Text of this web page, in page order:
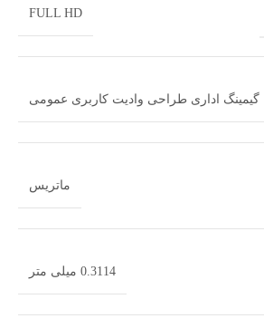
FULL HD
گیمینگ اداری طراحی وادیت کاربری عمومی
ماتریس
0.3114 میلی متر